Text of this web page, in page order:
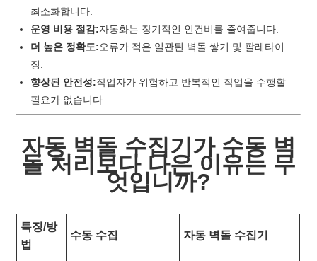
최소화합니다.
운영 비용 절감:자동화는 장기적인 인건비를 줄여줍니다.
더 높은 정확도:오류가 적은 일관된 벽돌 쌓기 및 팔레타이
징.
향상된 안전성:작업자가 위험하고 반복적인 작업을 수행할
필요가 없습니다.
자동 벽돌 수집기가 수동 벽
돌 처리보다 나은 이유는 무
엇입니까?
특징/방
법
수동 수집 자동 벽돌 수집기